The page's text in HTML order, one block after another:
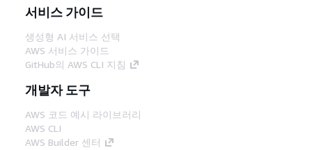
서비스 가이드
생성형 AI 서비스 선택
AWS 서비스 가이드
GitHub의 AWS CLI 지침
개발자 도구
AWS 코드 예시 라이브러리
AWS CLI
AWS Builder 센터